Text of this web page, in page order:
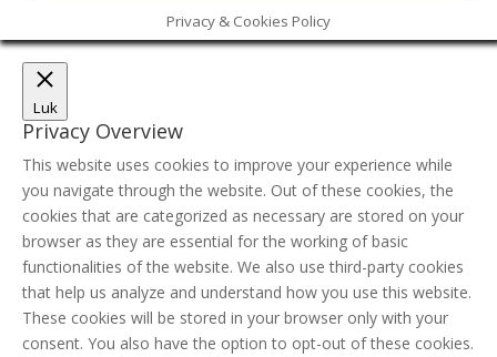
Privacy & Cookies Policy
Luk
Privacy Overview
This website uses cookies to improve your experience while
you navigate through the website. Out of these cookies, the
cookies that are categorized as necessary are stored on your
browser as they are essential for the working of basic
functionalities of the website. We also use third-party cookies
that help us analyze and understand how you use this website.
These cookies will be stored in your browser only with your
consent. You also have the option to opt-out of these cookies.